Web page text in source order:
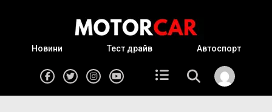
Новини Тест драйв Автоспорт